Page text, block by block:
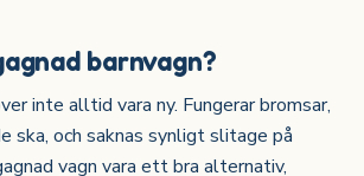
barnvagn?
inte alltid vara ny. Fungerar bromsar,
ska, och saknas synligt slitage på
vagn vara ett bra alternativ,